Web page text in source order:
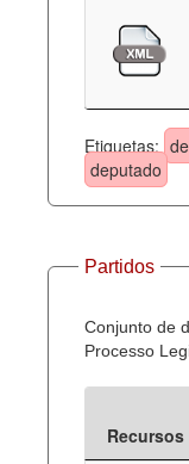
Etiquetas:
deputado
Partidos
Conjunto de
Processo
Recursos